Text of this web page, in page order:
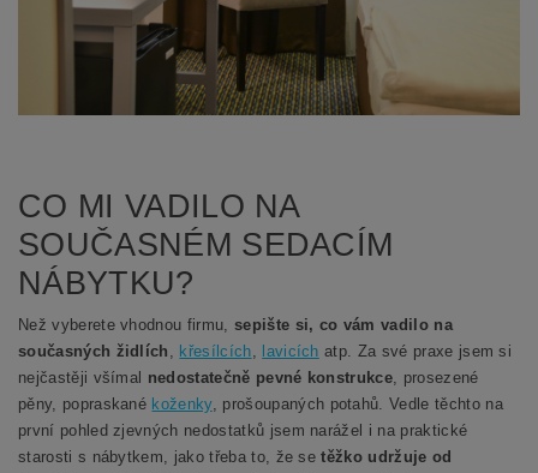
CO MI VADILO NA
SOUČASNÉM SEDACÍM
NÁBYTKU?
Než vyberete vhodnou firmu, sepište si, co vám vadilo na
současných židlích , křesílcích, lavicích atp. Za své praxe jsem si
nejčastěji všímal nedostatečně pevné konstrukce, prosezené
pěny, popraskané koženky, prošoupaných potahů. Vedle těchto na
první pohled zjevných nedostatků jsem narážel i na praktické
starosti s nábytkem, jako třeba to, že setěžko udržuje od